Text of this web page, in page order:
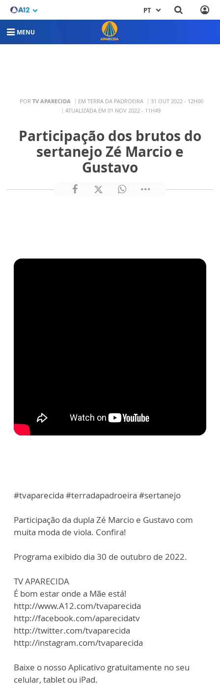
PT
MENU
POR TV APARECIDA EM TERRA DA PADROEIRA
31 OUT 2022 - 12H00
ATUALIZADA EM 01 NOV 2022 - 11H49
Participação dos brutos do
sertanejo Zé Marcio e
Gustavo
#tvaparecida #terradapadroeira #sertanejo
Participação da dupla Zé Marcio e Gustavo com
muita moda de viola. Confira!
Programa exibido dia 30 de outubro de 2022.
TV APARECIDA
É bom estar onde a Mãe está!
http://www.A12.com/tvaparecida
http://facebook.com/aparecidatv
http://twitter.com/tvaparecida
http://instagram.com/tvaparecida
Baixe o nosso Aplicativo gratuitamente no seu
celular, tablet ou iPad.